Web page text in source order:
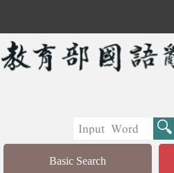
Basic Search